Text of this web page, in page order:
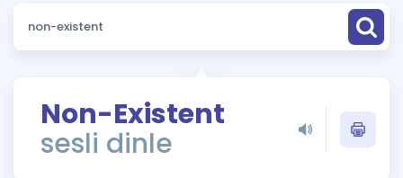
ÖSYM Sınav Takvimi
Kampanyalar
Non-Existent
sesli dinle